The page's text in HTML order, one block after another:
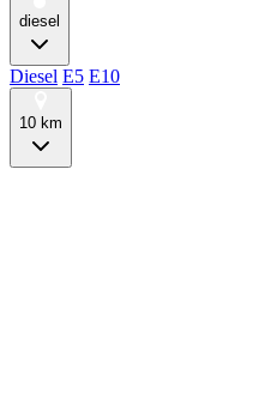
diesel
Diesel E5 E10
10 km